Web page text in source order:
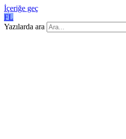
İçeriğe geç
FL
Yazılarda ara